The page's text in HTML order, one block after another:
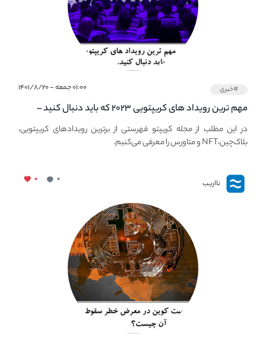
#خبری ۰۱:۰۰ جمعه - ۱۴۰۱/۸/۲۰
مهم ترین رویداد های کریپتویی ۲۰۲۳ که باید دنبال کنید –
معرفی بهترین رویداد های جهانی
در این مطلب از مجله کریپتو فهرستی از برترین رویدادهای کریپتویی،
بلاک‌چین،NFT و متاورس را معرفی می‌کنیم.
نااریب ۰ ۰